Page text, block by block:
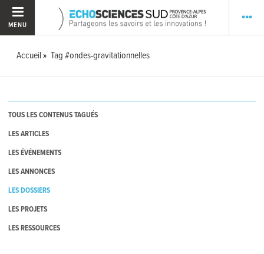
MENU
Accueil Tag #ondes-gravitationnelles
TOUS LES CONTENUS TAGUÉS
LES ARTICLES
LES ÉVÉNEMENTS
LES ANNONCES
LES DOSSIERS
LES PROJETS
LES RESSOURCES